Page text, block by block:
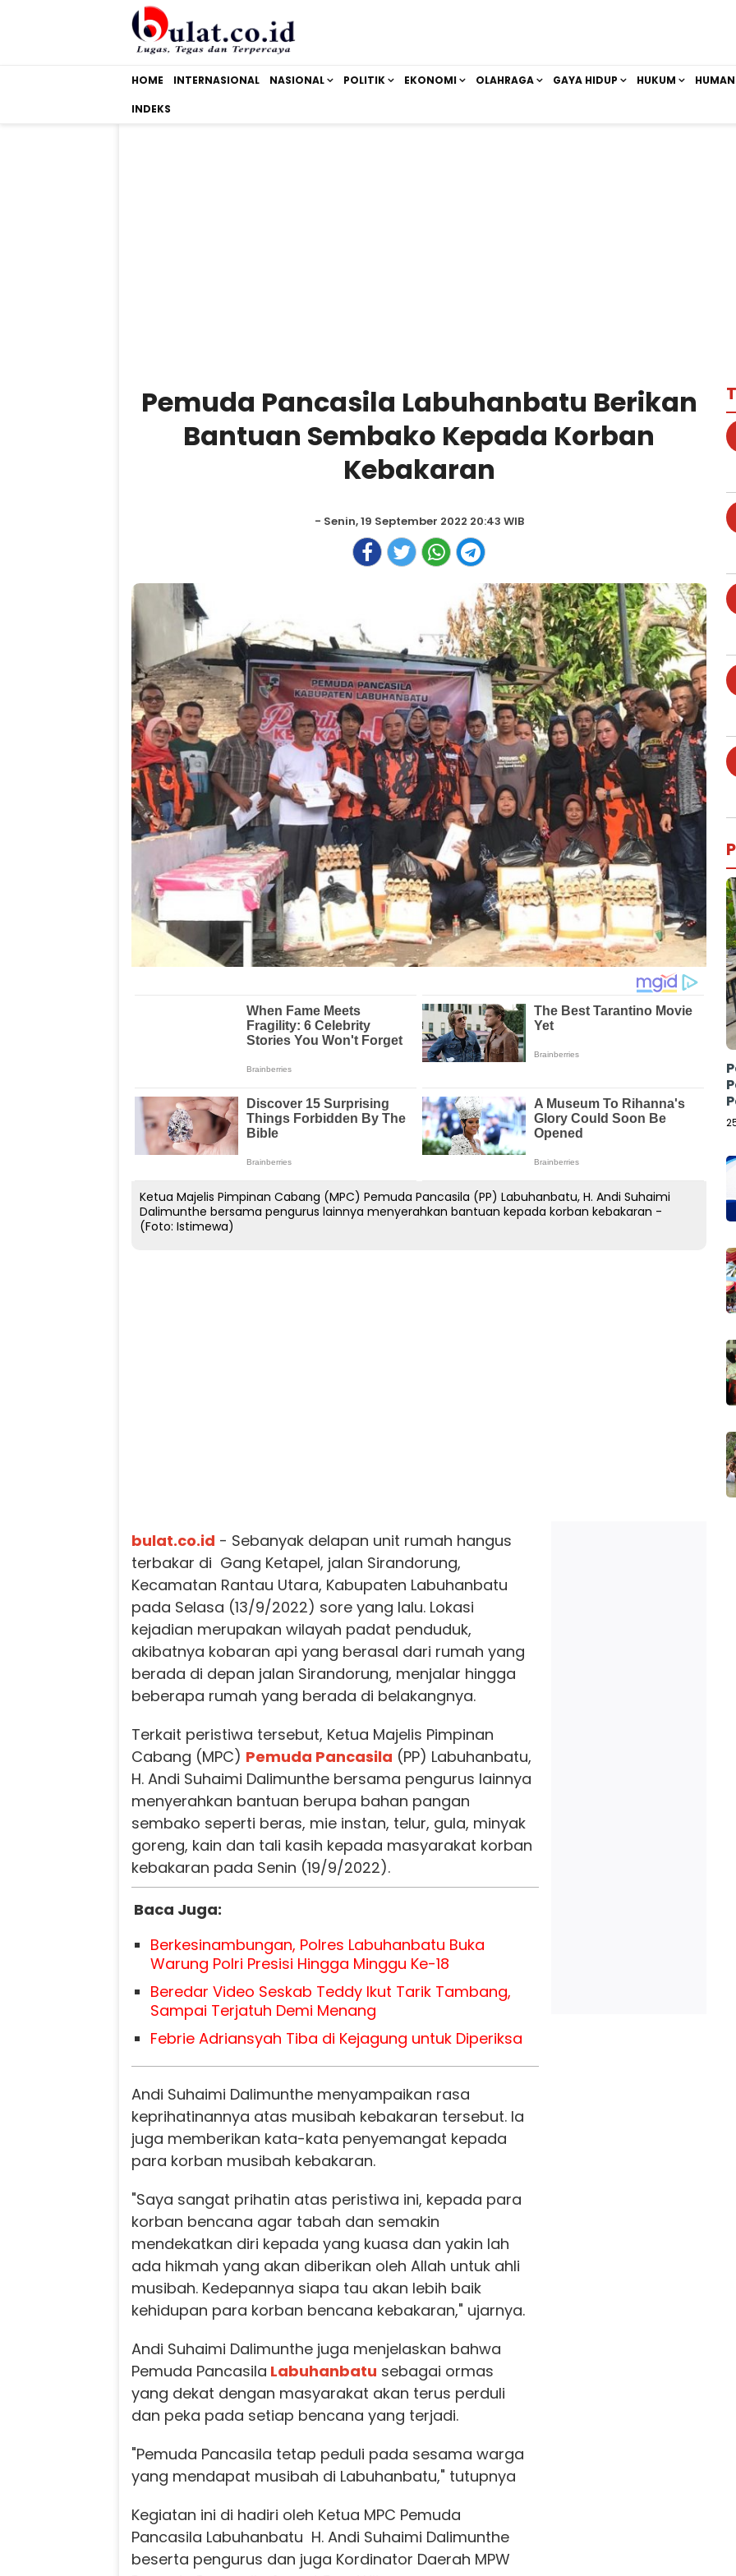
HOME INTERNASIONAL NASIONAL POLITIK EKONOMI OLAHRAGA GAYA HIDUP HUKUM
INDEKS
Pemuda Pancasila Labuhanbatu Berikan
Bantuan Sembako Kepada Korban
Kebakaran
- Senin, 19 September 2022 20:43 WIB
Ketua Majelis Pimpinan Cabang (MPC) Pemuda Pancasila (PP) Labuhanbatu, H. Andi Suhaimi
Dalimunthe bersama pengurus lainnya menyerahkan bantuan kepada korban kebakaran -
(Foto: Istimewa)
bulat.co.id - Sebanyak delapan unit rumah hangus
terbakar di Gang Ketapel, jalan Sirandorung,
Kecamatan Rantau Utara, Kabupaten Labuhanbatu
pada Selasa (13/9/2022) sore yang lalu. Lokasi
kejadian merupakan wilayah padat penduduk,
akibatnya kobaran api yang berasal dari rumah yang
berada di depan jalan Sirandorung, menjalar hingga
beberapa rumah yang berada di belakangnya.
Terkait peristiwa tersebut, Ketua Majelis Pimpinan
Cabang (MPC) Pemuda Pancasila (PP) Labuhanbatu,
H. Andi Suhaimi Dalimunthe bersama pengurus lainnya
menyerahkan bantuan berupa bahan pangan
sembako seperti beras, mie instan, telur, gula, minyak
goreng, kain dan tali kasih kepada masyarakat korban
kebakaran pada Senin (19/9/2022).
Baca Juga:
Berkesinambungan, Polres Labuhanbatu Buka
Warung Polri Presisi Hingga Minggu Ke-18
Beredar Video Seskab Teddy Ikut Tarik Tambang,
Sampai Terjatuh Demi Menang
Febrie Adriansyah Tiba di Kejagung untuk Diperiksa
Andi Suhaimi Dalimunthe menyampaikan rasa
keprihatinannya atas musibah kebakaran tersebut. Ia
juga memberikan kata-kata penyemangat kepada
para korban musibah kebakaran.
"Saya sangat prihatin atas peristiwa ini, kepada para
korban bencana agar tabah dan semakin
mendekatkan diri kepada yang kuasa dan yakin lah
ada hikmah yang akan diberikan oleh Allah untuk ahli
musibah. Kedepannya siapa tau akan lebih baik
kehidupan para korban bencana kebakaran," ujarnya.
Andi Suhaimi Dalimunthe juga menjelaskan bahwa
Pemuda Pancasila Labuhanbatu sebagai ormas
yang dekat dengan masyarakat akan terus perduli
dan peka pada setiap bencana yang terjadi.
"Pemuda Pancasila tetap peduli pada sesama warga
yang mendapat musibah di Labuhanbatu," tutupnya
Kegiatan ini di hadiri oleh Ketua MPC Pemuda
Pancasila Labuhanbatu H. Andi Suhaimi Dalimunthe
beserta pengurus dan juga Kordinator Daerah MPW